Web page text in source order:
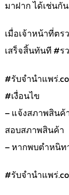
มาฝาก ได้เช่นกัน
เมื่อเจ้าหน้าที่ต
เสร็จสิ้นทันที #ร
#รับจํานําแพร่
#เงื่อนไข
– แจ้งสภาพสินค้
สอบสภาพสินค้า
– หากพบตำหนิท
#รับจํานําแพร่